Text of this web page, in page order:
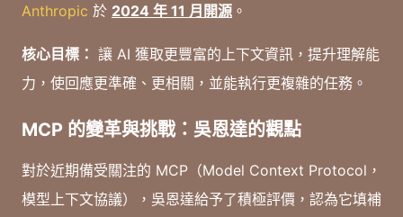
Anthropic 於 2024 年 11 月開源 。
核心目標： 讓 AI 獲取更豐富的上下文資訊，提升理解能
力，使回應更準確、更相關，並能執行更複雜的任務。
MCP 的變革與挑戰：吳恩達的觀點
對於近期備受關注的 MCP（Model Context Protocol，
模型上下文協議），吳恩達給予了積極評價，認為它填補